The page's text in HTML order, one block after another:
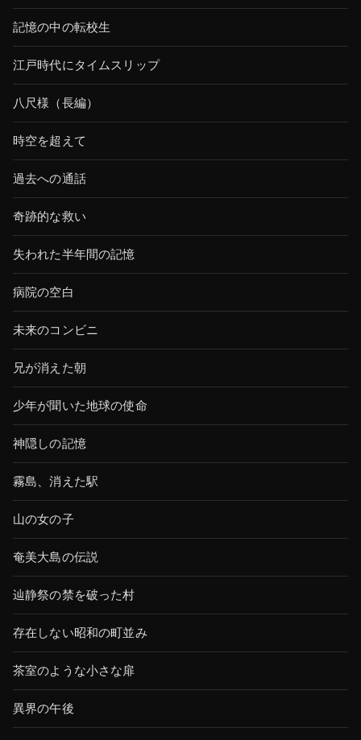
記憶の中の転校生
江戸時代にタイムスリップ
八尺様（長編）
時空を超えて
過去への通話
奇跡的な救い
失われた半年間の記憶
病院の空白
未来のコンビニ
兄が消えた朝
少年が聞いた地球の使命
神隠しの記憶
霧島、消えた駅
山の女の子
奄美大島の伝説
辿静祭の禁を破った村
存在しない昭和の町並み
茶室のような小さな扉
異界の午後